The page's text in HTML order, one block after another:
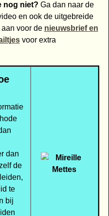
nog niet? Ga dan naar de
en ook de uitgebreide
voor de nieuwsbrief en
voor extra
dan
de
te
bij